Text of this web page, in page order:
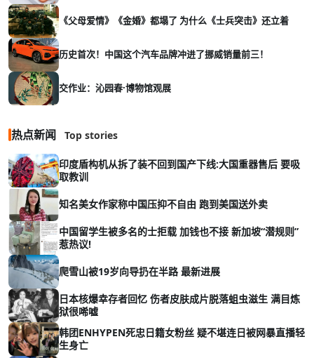
《父母爱情》《金婚》都塌了 为什么《士兵突击》还立着
历史首次！中国这个汽车品牌冲进了挪威销量前三！
交作业：沁园春·博物馆观展
热点新闻 Top stories
印度盾构机从拆了装不回到国产下线:大国重器售后 要吸
取教训
知名美女作家称中国压抑不自由 跑到美国送外卖
中国留学生被多名的士拒载 加钱也不接 新加坡“潜规则”
惹热议!
爬雪山被19岁向导扔在半路 最新进展
日本核爆幸存者回忆 伤者皮肤成片脱落蛆虫滋生 满目炼
狱很唏嘘
韩团ENHYPEN死忠日籍女粉丝 疑不堪连日被网暴直播轻
生身亡